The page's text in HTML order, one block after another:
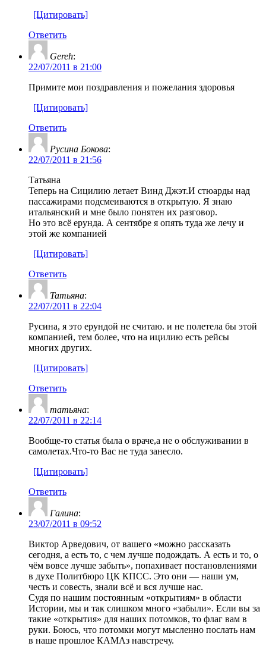
[Цитировать]
Ответить
Gereh:
22/07/2011 в 21:00
Примите мои поздравления и пожелания здоровья
[Цитировать]
Ответить
Русина Бокова:
22/07/2011 в 21:56
Татьяна
Теперь на Сицилию летает Винд Джэт.И стюарды над
пассажирами подсмеиваются в открытую. Я знаю
итальянский и мне было понятен их разговор.
Но это всё ерунда. А сентябре я опять туда же лечу и
этой же компанией
[Цитировать]
Ответить
Татьяна:
22/07/2011 в 22:04
Русина, я это ерундой не считаю. и не полетела бы этой
компанией, тем более, что на ицилию есть рейсы
многих других.
[Цитировать]
Ответить
татьяна:
22/07/2011 в 22:14
Вообще-то статья была о враче,а не о обслуживании в
самолетах.Что-то Вас не туда занесло.
[Цитировать]
Ответить
Галина:
23/07/2011 в 09:52
Виктор Арведович, от вашего «можно рассказать
сегодня, а есть то, с чем лучше подождать. А есть и то, о
чём вовсе лучше забыть», попахивает постановлениями
в духе Политбюро ЦК КПСС. Это они — наши ум,
честь и совесть, знали всё и вся лучше нас.
Судя по нашим постоянным «открытиям» в области
Истории, мы и так слишком много «забыли». Если вы за
такие «открытия» для наших потомков, то флаг вам в
руки. Боюсь, что потомки могут мысленно послать нам
в наше прошлое КАМАз навстречу.